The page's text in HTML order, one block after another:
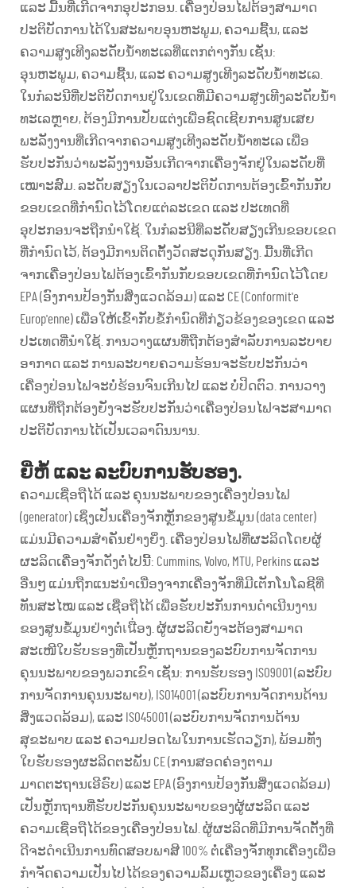
ແລະ ມື້ນທີ່ເກີດຈາກອຸປະກອນ. ເຄື່ອງປ່ອນໄຟຕ້ອງສາມາດ
ປະຕິບັດການໄດ້ໃນສະພາບອຸນຫະພູມ, ຄວາມຊື້ນ, ແລະ
ຄວາມສູງເທີງລະດັບນ້ຳທະເລທີ່ແຕກຕ່າງກັນ ເຊັ່ນ:
ອຸນຫະພູມ, ຄວາມຊື້ນ, ແລະ ຄວາມສູງເທີງລະດັບນ້ຳທະເລ.
ໃນກໍລະນີທີ່ປະຕິບັດການຢູ່ໃນເຂດທີ່ມີຄວາມສູງເທີງລະດັບນ້ຳ
ທະເລຫຼາຍ, ຕ້ອງມີການປັບແຕ່ງເພື່ອຊົດເຊີຍການສູນເສຍ
ພະລັງງານທີ່ເກີດຈາກຄວາມສູງເທີງລະດັບນ້ຳທະເລ ເພື່ອ
ຮັບປະກັນວ່າພະລັງງານອັນເກີດຈາກເຄື່ອງຈັກຢູ່ໃນລະດັບທີ່
ເໝາະສົມ. ລະດັບສຽງໃນເວລາປະຕິບັດການຕ້ອງເຂົ້າກັນກັບ
ຂອບເຂດທີ່ກຳນົດໄວ້ໂດຍແຕ່ລະເຂດ ແລະ ປະເທດທີ່
ອຸປະກອນຈະຖືກນຳໃຊ້. ໃນກໍລະນີທີ່ລະດັບສຽງເກີນຂອບເຂດ
ທີ່ກຳນົດໄວ້, ຕ້ອງມີການຕິດຕັ້ງວັດສະດຸກັນສຽງ. ມື້ນທີ່ເກີດ
ຈາກເຄື່ອງປ່ອນໄຟຕ້ອງເຂົ້າກັນກັບຂອບເຂດທີ່ກຳນົດໄວ້ໂດຍ
EPA (ອົງການປ້ອງກັນສິ່ງແວດລ້ອມ) ແລະ CE (Conformit'e
Europ'enne) ເພື່ອໃຫ້ເຂົ້າກັບຂໍ້ກຳນົດທີ່ກ່ຽວຂ້ອງຂອງເຂດ ແລະ
ປະເທດທີ່ນຳໃຊ້. ການວາງແຜນທີ່ຖືກຕ້ອງສຳລັບການລະບາຍ
ອາກາດ ແລະ ການລະບາຍຄວາມຮ້ອນຈະຮັບປະກັນວ່າ
ເຄື່ອງປ່ອນໄຟຈະບໍ່ຮ້ອນຈົນເກີນໄປ ແລະ ບໍ່ປິດຕົວ. ການວາງ
ແຜນທີ່ຖືກຕ້ອງຍັງຈະຮັບປະກັນວ່າເຄື່ອງປ່ອນໄຟຈະສາມາດ
ປະຕິບັດການໄດ້ເປັນເວລາດົນນານ.
ຍີ່ຫໍ້ ແລະ ລະບົບການຮັບຮອງ.
ຄວາມເຊື່ອຖືໄດ້ ແລະ ຄຸນນະພາບຂອງເຄື່ອງປ່ອນໄຟ
(generator) ເຊິ່ງເປັນເຄື່ອງຈັກຫຼັກຂອງສູນຂໍ້ມູນ (data center)
ແມ່ນມີຄວາມສຳຄັນຢ່າງຍິ່ງ. ເຄື່ອງປ່ອນໄຟທີ່ຜະລິດໂດຍຜູ້
ຜະລິດເຄື່ອງຈັກດັ່ງຕໍ່ໄປນີ້: Cummins, Volvo, MTU, Perkins ແລະ
ອື່ນໆ ແມ່ນຖືກແນະນຳເນື່ອງຈາກເຄື່ອງຈັກທີ່ມີເຕັກໂນໂລຊີທີ່
ທັນສະໄໝ ແລະ ເຊື່ອຖືໄດ້ ເພື່ອຮັບປະກັນການດຳເນີນງານ
ຂອງສູນຂໍ້ມູນຢ່າງຕໍ່เนື່ອງ. ຜູ້ຜະລິດຍັງຈະຕ້ອງສາມາດ
ສະເໜີໃບຮັບຮອງທີ່ເປັນຫຼັກຖານຂອງລະບົບການຈັດການ
ຄຸນນະພາບຂອງພວກເຂົາ ເຊັ່ນ: ການຮັບຮອງ ISO9001 (ລະບົບ
ການຈັດການຄຸນນະພາບ), ISO14001 (ລະບົບການຈັດການດ້ານ
ສິ່ງແວດລ້ອມ), ແລະ ISO45001 (ລະບົບການຈັດການດ້ານ
ສຸຂະພາບ ແລະ ຄວາມປອດໄພໃນການເຮັດວຽກ), ພ້ອມທັງ
ໃບຮັບຮອງຜະລິດຕະພັນ CE (ການສອດຄ່ອງຕາມ
ມາດຕະຖານເອີຣົບ) ແລະ EPA (ອົງການປ້ອງກັນສິ່ງແວດລ້ອມ)
ເປັນຫຼັກຖານທີ່ຮັບປະກັນຄຸນນະພາບຂອງຜູ້ຜະລິດ ແລະ
ຄວາມເຊື່ອຖືໄດ້ຂອງເຄື່ອງປ່ອນໄຟ. ຜູ້ຜະລິດທີ່ມີການຈັດຕັ້ງທີ່
ດີຈະດຳເນີນການທົດສອບພາສີ 100% ຕໍ່ເຄື່ອງຈັກທຸກເຄື່ອງເພື່ອ
ກຳຈັດຄວາມເປັນໄປໄດ້ຂອງຄວາມລົ້ມເຫຼວຂອງເຄື່ອງ ແລະ